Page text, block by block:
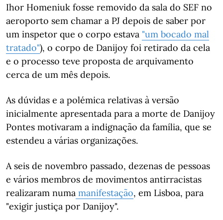
Ihor Homeniuk fosse removido da sala do SEF no
aeroporto sem chamar a PJ depois de saber por
um inspetor que o corpo estava "um bocado mal
tratado"), o corpo de Danijoy foi retirado da cela
e o processo teve proposta de arquivamento
cerca de um mês depois.
As dúvidas e a polémica relativas à versão
inicialmente apresentada para a morte de Danijoy
Pontes motivaram a indignação da família, que se
estendeu a várias organizações.
A seis de novembro passado, dezenas de pessoas
e vários membros de movimentos antirracistas
realizaram numa manifestação, em Lisboa, para
"exigir justiça por Danijoy".